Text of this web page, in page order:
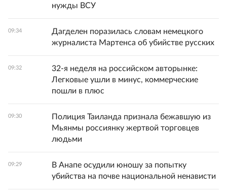
нужды ВСУ
09:34
Дагделен поразилась словам немецкого
журналиста Мартенса об убийстве русских
09:32
32-я неделя на российском авторынке:
Легковые ушли в минус, коммерческие
пошли в плюс
09:30
Полиция Таиланда признала бежавшую из
Мьянмы россиянку жертвой торговцев
людьми
09:29
В Анапе осудили юношу за попытку
убийства на почве национальной ненависти